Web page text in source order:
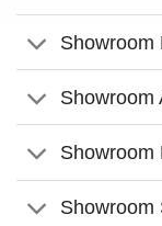
Showroom
Showroom
Showroom
Showroom